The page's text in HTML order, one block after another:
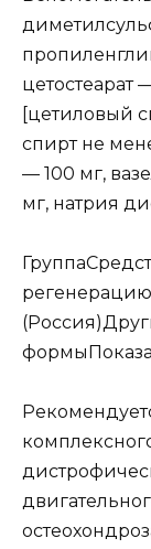
цетостеарат
[цетиловый
спирт не
— 100 мг,
мг, натрия